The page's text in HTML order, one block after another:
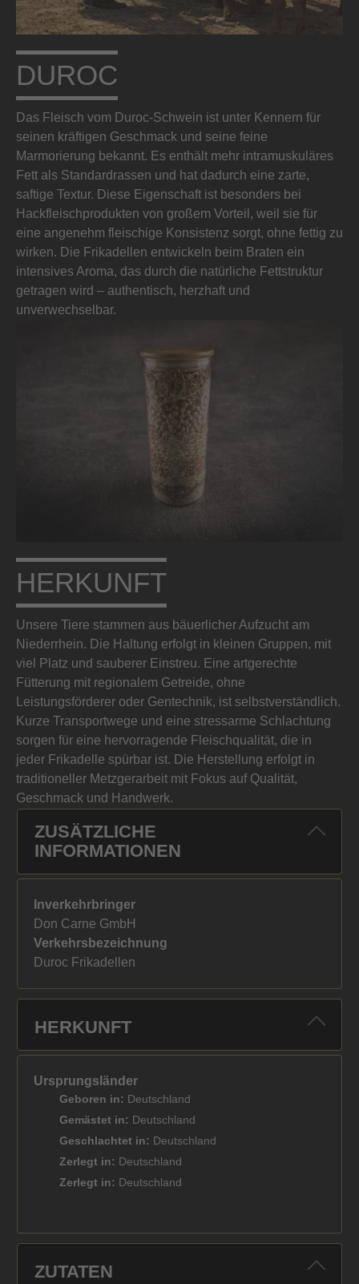
DUROC
Das Fleisch vom Duroc-Schwein ist unter Kennern für
seinen kräftigen Geschmack und seine feine
Marmorierung bekannt. Es enthält mehr intramuskuläres
Fett als Standardrassen und hat dadurch eine zarte,
saftige Textur. Diese Eigenschaft ist besonders bei
Hackfleischprodukten von großem Vorteil, weil sie für
eine angenehm fleischige Konsistenz sorgt, ohne fettig zu
wirken. Die Frikadellen entwickeln beim Braten ein
intensives Aroma, das durch die natürliche Fettstruktur
getragen wird – authentisch, herzhaft und
unverwechselbar.
HERKUNFT
Unsere Tiere stammen aus bäuerlicher Aufzucht am
Niederrhein. Die Haltung erfolgt in kleinen Gruppen, mit
viel Platz und sauberer Einstreu. Eine artgerechte
Fütterung mit regionalem Getreide, ohne
Leistungsförderer oder Gentechnik, ist selbstverständlich.
Kurze Transportwege und eine stressarme Schlachtung
sorgen für eine hervorragende Fleischqualität, die in
jeder Frikadelle spürbar ist. Die Herstellung erfolgt in
traditioneller Metzgerarbeit mit Fokus auf Qualität,
Geschmack und Handwerk.
ZUSÄTZLICHE
INFORMATIONEN
Inverkehrbringer
Don Carne GmbH
Verkehrsbezeichnung
Duroc Frikadellen
HERKUNFT
Ursprungsländer
Geboren in: Deutschland
Gemästet in: Deutschland
Geschlachtet in: Deutschland
Zerlegt in: Deutschland
Zerlegt in: Deutschland
ZUTATEN